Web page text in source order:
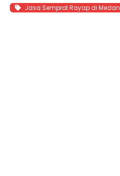
Jasa Semprot Rayap di Medan